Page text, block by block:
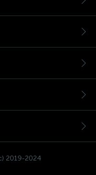
2019-2024